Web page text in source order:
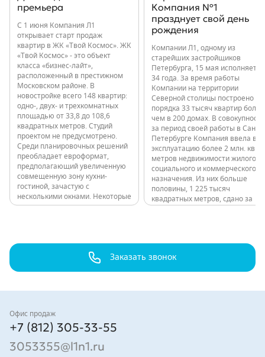
премьера
С 1 июня Компания Л1
открывает старт продаж
квартир в ЖК «Твой Космос». ЖК
«Твой Космос» - это объект
класса «бизнес-лайт»,
расположенный в престижном
Московском районе. В
новостройке всего 148 квартир:
одно-, двух- и трехкомнатных
площадью от 33,8 до 108,6
квадратных метров. Студий
проектом не предусмотрено.
Среди планировочных решений
преобладает евроформат,
предполагающий увеличенную
совмещенную зону кухни-
гостиной, зачастую с
несколькими окнами. Некоторые
квартиры имеют мастер-
Компания №1
празднует свой день
рождения
Компании Л1, одному из
старейших застройщиков
Петербурга, 15 мая исполняется
34 года. За время работы
Компании на территории
Северной столицы построено
порядка 33 тысяч квартир более
чем в 200 домах. В совокупности
за период своей работы в Санкт-
Петербурге Компания ввела в
эксплуатацию более 2 млн. кв.
метров недвижимости жилого,
социального и коммерческого
назначения. Из них больше
половины, 1 225 тысяч
квадратных метров, сдано за
инфраструктурой и удобной
Заказать звонок
Контакты
Офис продаж
+7 (812) 305-33-55
3053355@l1n1.ru